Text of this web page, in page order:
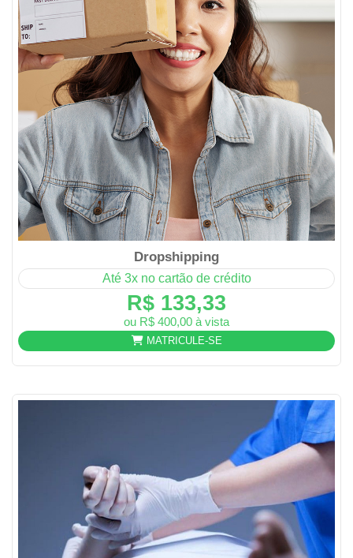
Dropshipping
Até 3x no cartão de crédito
R$ 133,33
ou R$ 400,00 à vista
MATRICULE-SE